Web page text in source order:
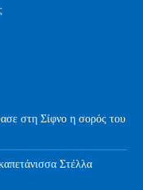
στη Σίφνο η σορός του
Στέλλα